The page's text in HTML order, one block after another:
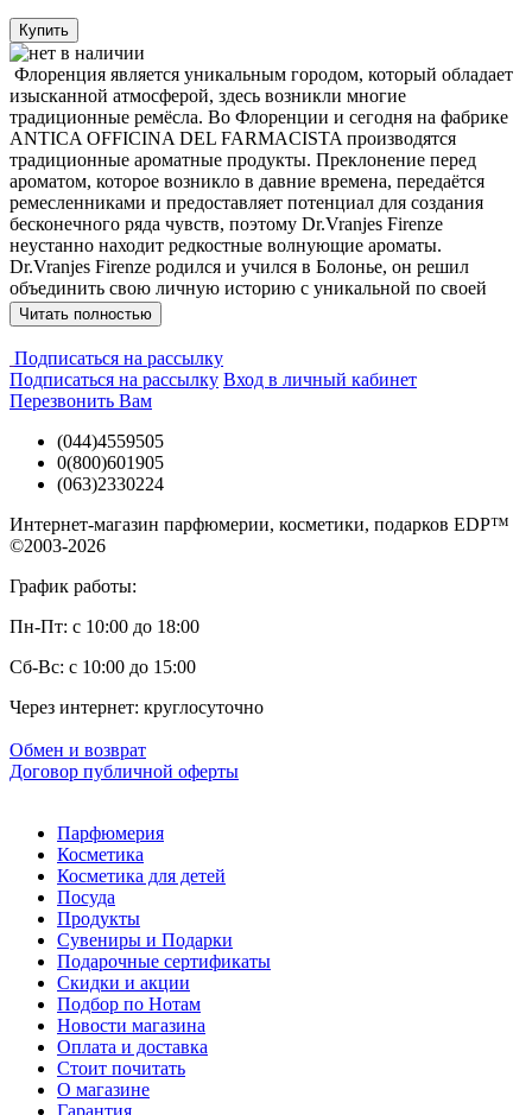
Купить
Флоренция является уникальным городом, который обладает
изысканной атмосферой, здесь возникли многие
традиционные ремёсла. Во Флоренции и сегодня на фабрике
ANTICA OFFICINA DEL FARMACISTA производятся
традиционные ароматные продукты. Преклонение перед
ароматом, которое возникло в давние времена, передаётся
ремесленниками и предоставляет потенциал для создания
бесконечного ряда чувств, поэтому Dr.Vranjes Firenze
неустанно находит редкостные волнующие ароматы.
Dr.Vranjes Firenze родился и учился в Болонье, он решил
объединить свою личную историю с уникальной по своей
сущности культурой города и парфюмерией Флоренции. Здесь
практика извлечения эссенций слилась со знанием химии.
Dr.Vranjes приобрел культуру и любовь к ароматам от своего
деда, который был известным торговцем шелком, и у него
была страсть к коллекционированию эссенций и ароматов,
которые он искал во время своих путешествий.
Фабрика ANTICA OFFICINA DEL FARMACISTA была
учреждена в 1983 году д-ром Паоло Враньезом, химиком,
фармацевтом, косметологом. Совместно с командой
эксклюзивные парфюмерные композиции, каждая из которых
является «изделием ручной работы», безукоризненно
технологии.
Купить Dr. Vranjes Firenze легко и
просто!
Купить парфюмерию Dr. Vranjes Firenze (Др Враньес Фирензе)
Вы можете в нашем интернет магазине в Киеве, Одессе и по
всей Украине. В наличии есть все представленные ароматы
Dr. Vranjes Firenze -Rosa Tabacco
(О Де Парфюм). Заказать духи Др Враньес Фирензе (Dr.
Vranjes Firenze) в Киеве легко и просто в 2 клика - доставка
для Вас будет быстрой, выгодной и удобной!
Читать полностью
Подписаться на рассылку
Подписаться на рассылку Вход в личный кабинет
Перезвонить Вам
(044)4559505
0(800)601905
(063)2330224
Интернет-магазин парфюмерии, косметики, подарков EDP™
©2003-2026
График работы:
Пн-Пт: с 10:00 до 18:00
Сб-Вс: с 10:00 до 15:00
Через интернет: круглосуточно
Обмен и возврат
Договор публичной оферты
Парфюмерия
Косметика
Косметика для детей
Посуда
Продукты
Сувениры и Подарки
Подарочные сертификаты
Скидки и акции
Подбор по Нотам
Новости магазина
Оплата и доставка
Стоит почитать
О магазине